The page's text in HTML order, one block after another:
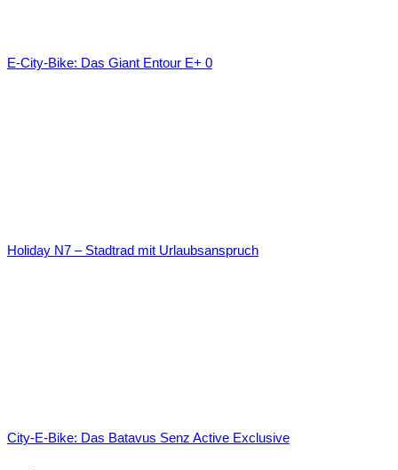
E-City-Bike: Das Giant Entour E+ 0
Holiday N7 – Stadtrad mit Urlaubsanspruch
City-E-Bike: Das Batavus Senz Active Exclusive